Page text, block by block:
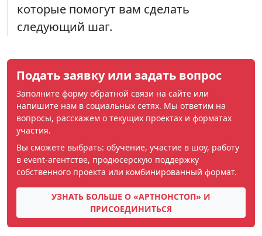
которые помогут вам сделать
следующий шаг.
Подать заявку или задать вопрос
Заполните форму обратной связи на сайте или
напишите нам в социальных сетях. Мы ответим на
вопросы, расскажем о текущих проектах и форматах
участия.
Вы сможете выбрать: обучение, участие в шоу, работу
в event‑агентстве, продюсерскую поддержку
собственного проекта или комбинированный формат.
УЗНАТЬ БОЛЬШЕ О «АРТНОНСТОП» И
ПРИСОЕДИНИТЬСЯ